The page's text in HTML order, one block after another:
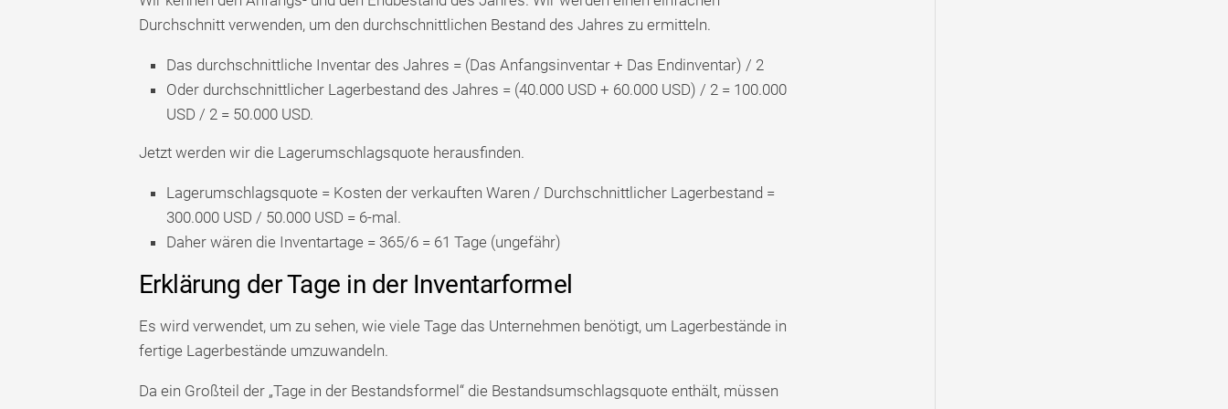
Durchschnitt verwenden, um den durchschnittlichen Bestand des Jahres zu ermitteln.
Das durchschnittliche Inventar des Jahres = (Das Anfangsinventar + Das Endinventar) / 2
Oder durchschnittlicher Lagerbestand des Jahres = (40.000 USD + 60.000 USD) / 2 = 100.000
USD / 2 = 50.000 USD.
Jetzt werden wir die Lagerumschlagsquote herausfinden.
Lagerumschlagsquote = Kosten der verkauften Waren / Durchschnittlicher Lagerbestand =
300.000 USD / 50.000 USD = 6-mal.
Daher wären die Inventartage = 365/6 = 61 Tage (ungefähr)
Erklärung der Tage in der Inventarformel
Es wird verwendet, um zu sehen, wie viele Tage das Unternehmen benötigt, um Lagerbestände in
fertige Lagerbestände umzuwandeln.
Da ein Großteil der „Tage in der Bestandsformel“ die Bestandsumschlagsquote enthält, müssen